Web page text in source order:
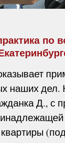
по
наших
Д., с